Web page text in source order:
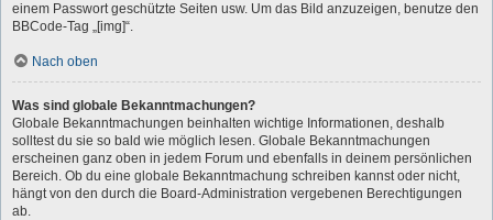
einem Passwort geschützte Seiten usw. Um das Bild anzuzeigen, benutze den
BBCode-Tag „[img]“.
Nach oben
Was sind globale Bekanntmachungen?
Globale Bekanntmachungen beinhalten wichtige Informationen, deshalb
solltest du sie so bald wie möglich lesen. Globale Bekanntmachungen
erscheinen ganz oben in jedem Forum und ebenfalls in deinem persönlichen
Bereich. Ob du eine globale Bekanntmachung schreiben kannst oder nicht,
hängt von den durch die Board-Administration vergebenen Berechtigungen
ab.